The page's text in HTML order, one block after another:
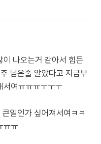
나오는거 같아서 힘든
넘은줄 알았다고 지금부
서여ㅠㅠㅠㅜㅜㅜ
일인가 싶어져서여ㅋㅋ
ㅠㅠ